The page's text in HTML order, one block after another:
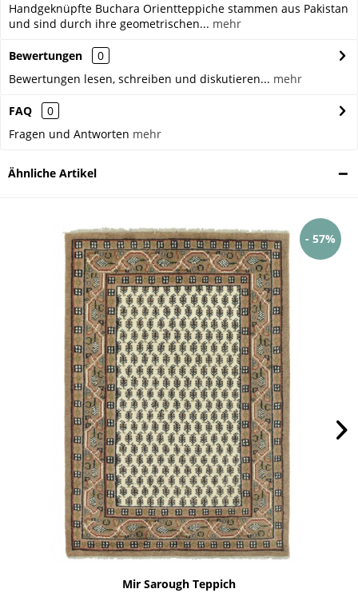
Handgeknüpfte Buchara Orientteppiche stammen aus Pakistan
und sind durch ihre geometrischen... mehr
Bewertungen
0
Bewertungen lesen, schreiben und diskutieren... mehr
FAQ
0
Fragen und Antworten mehr
Ähnliche Artikel
- 57%
Mir Sarough Teppich